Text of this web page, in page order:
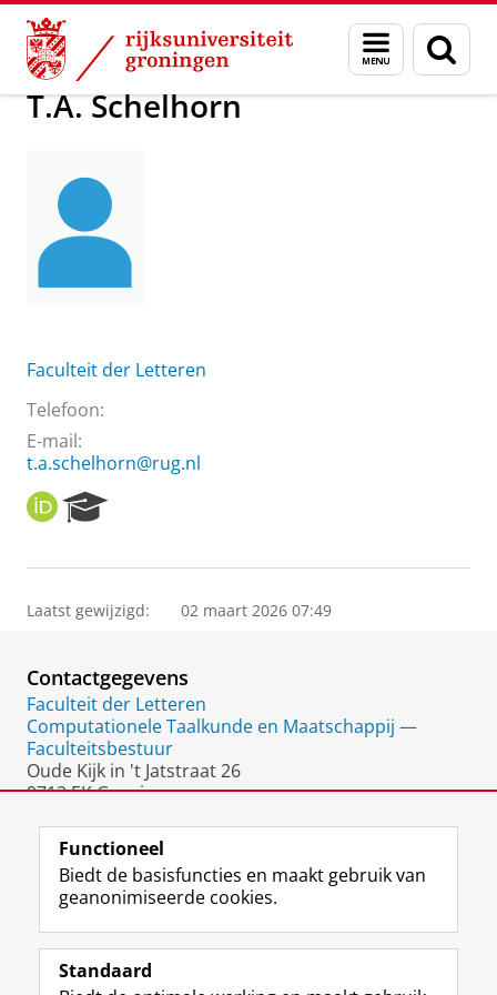
Skip
Content
Skip
Navigation
Menu
en
zoeken
Over ons T.A. Schelhorn
T.A. Schelhorn
Faculteit der Letteren
Telefoon:
E-mail:
t.a.schelhorn@rug.nl
O
R
I
e
r
P
o
r
t
a
l
Laatst gewijzigd: 02 maart 2026 07:49
Contactgegevens
Faculteit der Letteren
Computationele Taalkunde en Maatschappij —
Faculteitsbestuur
Oude Kijk in 't Jatstraat 26
9712 EK Groningen
Volg de RUG
F
a
L
i
R
S
I
n
Y
o
Functioneel
Biedt de basisfuncties en maakt gebruik van
geanonimiseerde cookies.
Standaard